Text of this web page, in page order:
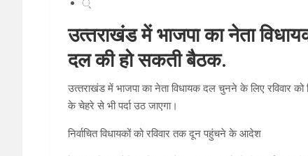
्
उत्‍तराखंड में भाजपा का नेता
दल की हो सकती बैठक.
उत्‍तराखंड में भाजपा का नेता विधायक दल चुनने के लिए रविवार
के चेहरे से भी पर्दा उठ जाएगा।
निर्वाचित विधायकों को रविवार तक दून पहुंचने के आदेश